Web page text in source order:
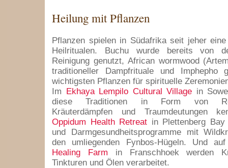
Heilung mit Pflanzen
Pflanzen spielen in Südafrika seit jeher
Heilritualen. Buchu wurde bereits von
Reinigung genutzt, African wormwood
traditioneller Dampfrituale und
wichtigsten Pflanzen für spirituelle
Im Ekhaya Lempilo Cultural Village in
diese Traditionen in Form von
Kräuterdämpfen und Traumdeutungen
Oppidum Health Retreat in Plettenberg
und Darmgesundheitsprogramme mit
den umliegenden Fynbos-Hügeln. Und
Healing Farm in Franschhoek werden
Tinkturen und Ölen verarbeitet.